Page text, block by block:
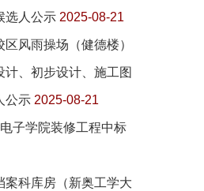
选人公示 2025-08-21
风雨操场（健德楼）
计、初步设计、施工图
公示 2025-08-21
子学院装修工程中标
案科库房（新奥工学大